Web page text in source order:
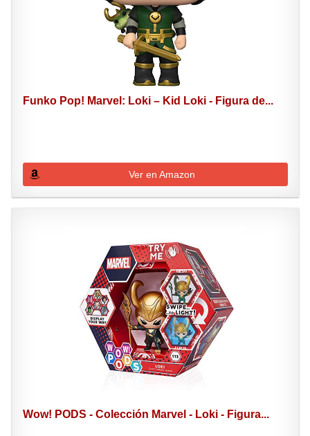
Funko Pop! Marvel: Loki – Kid Loki - Figura de...
Ver en Amazon
Wow! PODS - Colección Marvel - Loki - Figura...